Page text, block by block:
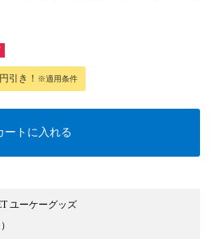
引き！ ※適用条件
ートに入れる
ユーケーグッズ